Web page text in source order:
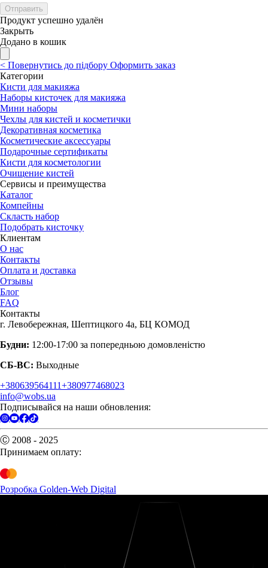
Отправить
Продукт успешно удалён
Закрыть
Додано в кошик
< Повернутись до підбору Оформить заказ
Категории
Кисти для макияжа
Наборы кисточек для макияжа
Мини наборы
Чехлы для кистей и косметички
Декоративная косметика
Косметические аксессуары
Подарочные сертификаты
Кисти для косметологии
Очищение кистей
Сервисы и преимущества
Каталог
Компейны
Скласть набор
Подобрать кисточку
Клиентам
О нас
Контакты
Оплата и доставка
Отзывы
Блог
FAQ
Контакты
г. Левобережная, Шептицкого 4а, БЦ КОМОД
Будни: 12:00-17:00 за попередньою домовленістю
СБ-ВС: Выходные
+380639564111+380977468023
info@wobs.ua
Подписывайся на наши обновления:
Ⓒ 2008 - 2025
Принимаем оплату:
Розробка Golden-Web Digital